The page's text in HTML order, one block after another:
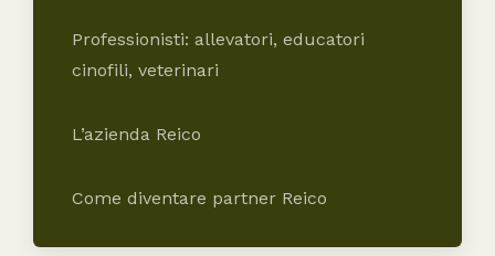
Professionisti: allevatori, educatori
cinofili, veterinari
L’azienda Reico
Come diventare partner Reico